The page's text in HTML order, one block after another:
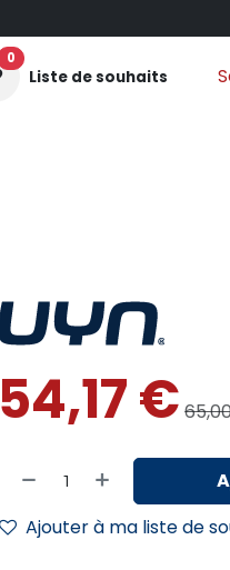
0
Liste de souhaits
54,17€
Ajouter à ma liste de